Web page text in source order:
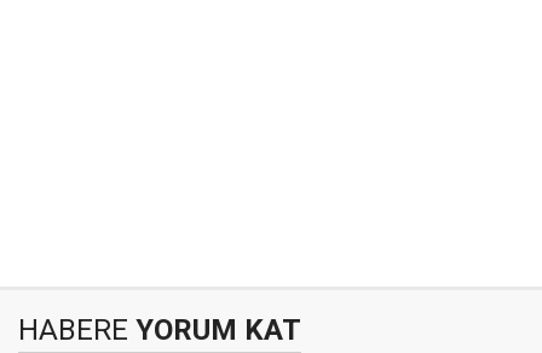
HABERE YORUM KAT